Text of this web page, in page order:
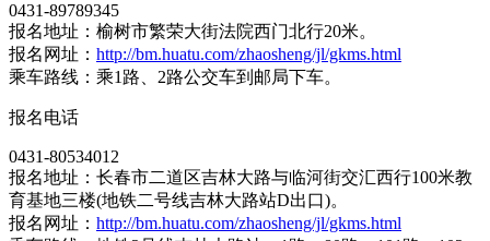
0431-89789345
报名地址：榆树市繁荣大街法院西门北行20米。
报名网址： http://bm.huatu.com/zhaosheng/jl/gkms.html
乘车路线：乘1路、2路公交车到邮局下车。
报名电话
0431-80534012
报名地址：长春市二道区吉林大路与临河街交汇西行100米教
育基地三楼(地铁二号线吉林大路站D出口)。
报名网址： http://bm.huatu.com/zhaosheng/jl/gkms.html